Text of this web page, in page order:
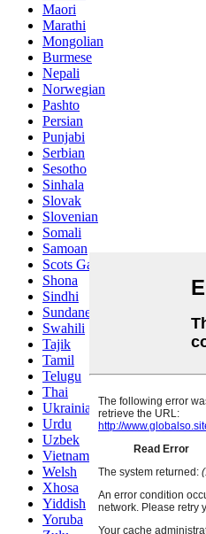
Maori
Marathi
Mongolian
Burmese
Nepali
Norwegian
Pashto
Persian
Punjabi
Serbian
Sesotho
Sinhala
Slovak
Slovenian
Somali
Samoan
Scots Gaelic
Shona
Sindhi
Sundanese
Swahili
Tajik
Tamil
Telugu
Thai
Ukrainian
Urdu
Uzbek
Vietnamese
Welsh
Xhosa
Yiddish
Yoruba